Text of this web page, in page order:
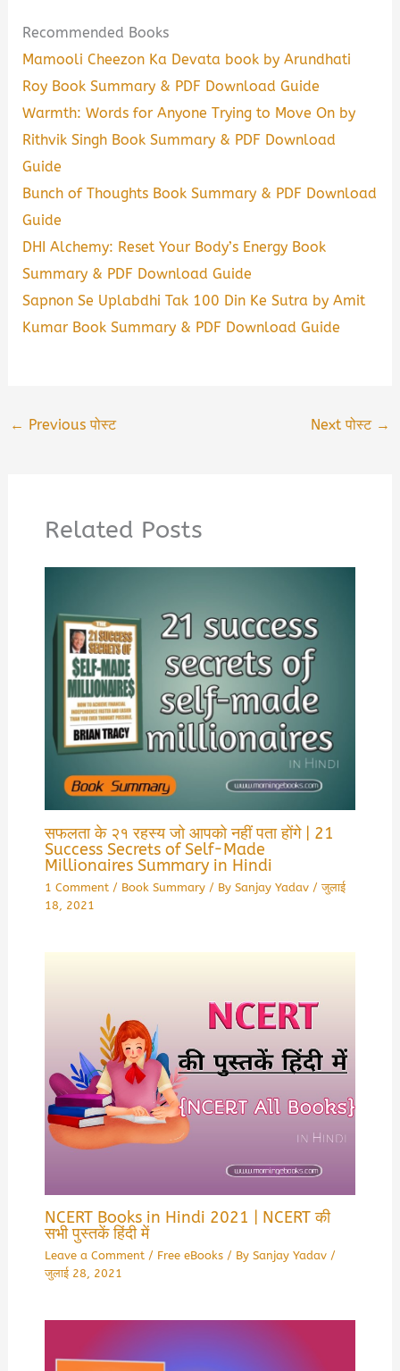
Recommended Books
Mamooli Cheezon Ka Devata book by Arundhati
Roy Book Summary & PDF Download Guide
Warmth: Words for Anyone Trying to Move On by
Rithvik Singh Book Summary & PDF Download
Guide
Bunch of Thoughts Book Summary & PDF Download
Guide
DHI Alchemy: Reset Your Body’s Energy Book
Summary & PDF Download Guide
Sapnon Se Uplabdhi Tak 100 Din Ke Sutra by Amit
Kumar Book Summary & PDF Download Guide
← Previous पोस्ट Next पोस्ट →
Related Posts
सफलता के २१ रहस्य जो आपको नहीं पता होंगे | 21
Success Secrets of Self-Made
Millionaires Summary in Hindi
1 Comment / Book Summary/ By Sanjay Yadav /जुलाई
18, 2021
NCERT Books in Hindi 2021 | NCERT की
सभी पुस्तकें हिंदी में
Leave a Comment / Free eBooks/ By Sanjay Yadav /
जुलाई 28, 2021